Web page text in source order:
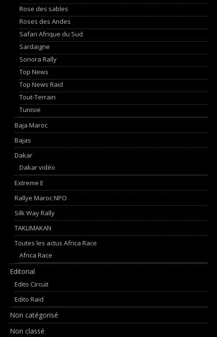
Rose des sables
Roses des Andes
Safari Afrique du Sud
Sardaigne
Sonora Rally
Top News
Top News Raid
Tout-Terrain
Tunisie
Baja Maroc
Bajas
Dakar
Dakar vidéo
Extreme E
Rallye Maroc NPO
Silk Way Rally
TAKLIMAKAN
Toutes les actus Africa Race
Africa Race
Editorial
Edito Circuit
Edito Raid
Non catégorisé
Non classé